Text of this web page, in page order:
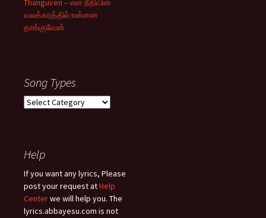
Thanguven – என் நீதியின்
வலக்கரத்தில் உன்னை
தாங்குவேன்
Song Types
Song
Help
If you want any lyrics, Please
post your request atHelp
Centerwe will help you. The
lyrics.abbayesu.com is not